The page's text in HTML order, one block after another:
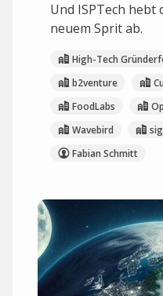
Und ISPTech hebt
neuem Sprit ab.
High-Tech
b2venture
FoodLabs
Wavebird
Fabian Schmitt